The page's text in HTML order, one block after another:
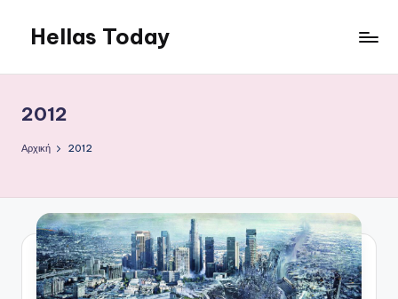
Μετάβαση
περιεχόμενο
Hellas Today
2012
Αρχική 2012